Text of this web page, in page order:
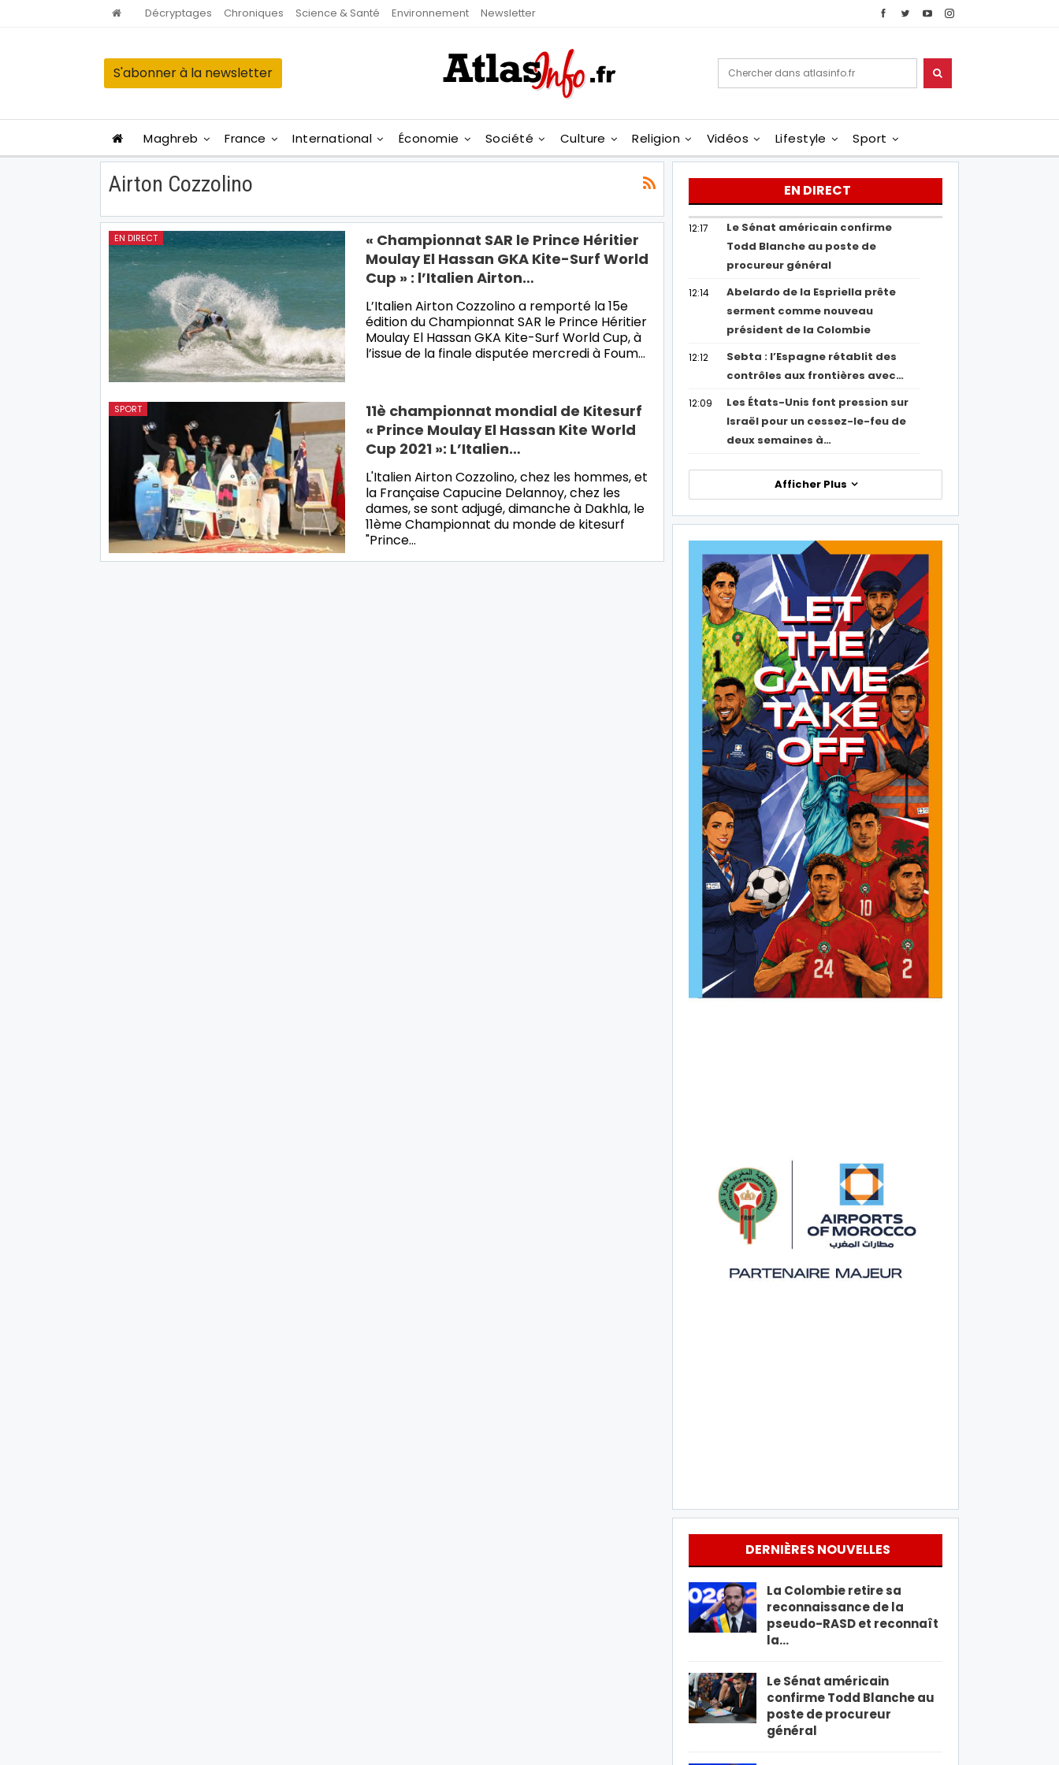
Décryptages Chroniques Science & Santé Environnement Newsletter
S'abonner à la newsletter
Maghreb France International Économie Société Culture Religion Vidéos Lifestyle Sport
Airton Cozzolino
EN DIRECT
« Championnat SAR le Prince Héritier
Moulay El Hassan GKA Kite-Surf World
Cup » : l’Italien Airton…
L’Italien Airton Cozzolino a remporté la 15e
édition du Championnat SAR le Prince Héritier
Moulay El Hassan GKA Kite-Surf World Cup, à
l’issue de la finale disputée mercredi à Foum…
SPORT
11è championnat mondial de Kitesurf
« Prince Moulay El Hassan Kite World
Cup 2021 »: L’Italien…
L'Italien Airton Cozzolino, chez les hommes, et
la Française Capucine Delannoy, chez les
dames, se sont adjugé, dimanche à Dakhla, le
11ème Championnat du monde de kitesurf
"Prince…
EN DIRECT
12:17
Le Sénat américain confirme
Todd Blanche au poste de
procureur général
12:14
Abelardo de la Espriella prête
serment comme nouveau
président de la Colombie
12:12
Sebta : l’Espagne rétablit des
contrôles aux frontières avec…
12:09
Les États-Unis font pression sur
Israël pour un cessez-le-feu de
deux semaines à…
Afficher Plus
DERNIÈRES NOUVELLES
La Colombie retire sa
reconnaissance de la
pseudo-RASD et reconnaît
la…
Le Sénat américain
confirme Todd Blanche au
poste de procureur
général